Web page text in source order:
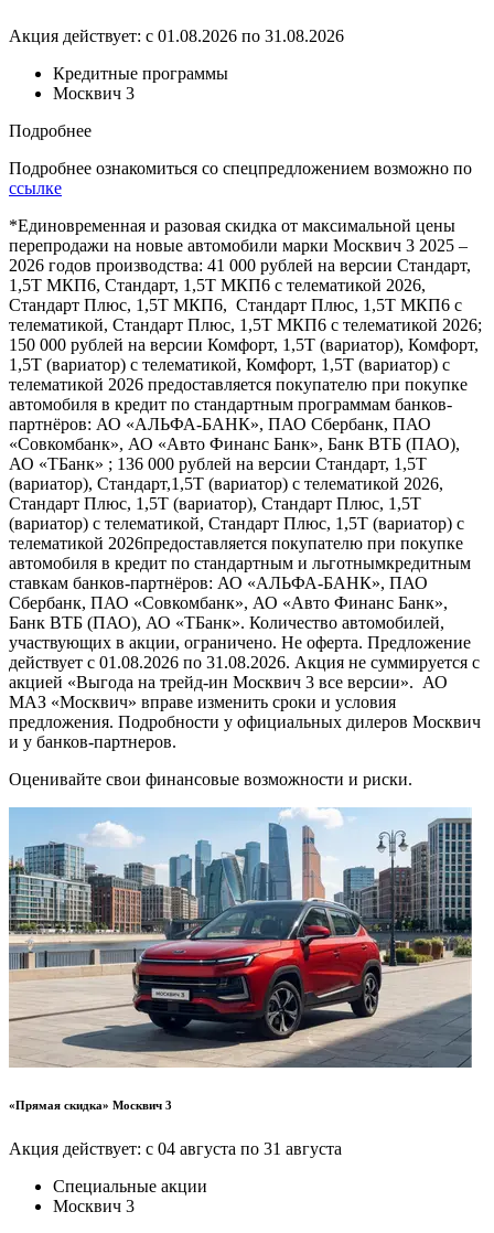
Акция действует: с 01.08.2026 по 31.08.2026
Кредитные программы
Москвич 3
Подробнее
Подробнее ознакомиться со спецпредложением возможно по
ссылке
*Единовременная и разовая скидка от максимальной цены
перепродажи на новые автомобили марки Москвич 3 2025 –
2026 годов производства: 41 000 рублей на версии Стандарт,
1,5Т МКП6, Стандарт, 1,5Т МКП6 с телематикой 2026,
Стандарт Плюс, 1,5Т МКП6, Стандарт Плюс, 1,5Т МКП6 с
телематикой, Стандарт Плюс, 1,5Т МКП6 с телематикой 2026;
150 000 рублей на версии Комфорт, 1,5Т (вариатор), Комфорт,
1,5Т (вариатор) с телематикой, Комфорт, 1,5Т (вариатор) с
телематикой 2026 предоставляется покупателю при покупке
автомобиля в кредит по стандартным программам банков-
партнёров: АО «АЛЬФА-БАНК», ПАО Сбербанк, ПАО
«Совкомбанк», АО «Авто Финанс Банк», Банк ВТБ (ПАО),
АО «ТБанк» ; 136 000 рублей на версии Стандарт, 1,5Т
(вариатор), Стандарт,1,5Т (вариатор) с телематикой 2026,
Стандарт Плюс, 1,5Т (вариатор), Стандарт Плюс, 1,5Т
(вариатор) с телематикой, Стандарт Плюс, 1,5Т (вариатор) с
телематикой 2026предоставляется покупателю при покупке
автомобиля в кредит по стандартным и льготнымкредитным
ставкам банков-партнёров: АО «АЛЬФА-БАНК», ПАО
Сбербанк, ПАО «Совкомбанк», АО «Авто Финанс Банк»,
Банк ВТБ (ПАО), АО «ТБанк». Количество автомобилей,
участвующих в акции, ограничено. Не оферта. Предложение
действует с 01.08.2026 по 31.08.2026. Акция не суммируется с
акцией «Выгода на трейд-ин Москвич 3 все версии». АО
МАЗ «Москвич» вправе изменить сроки и условия
предложения. Подробности у официальных дилеров Москвич
и у банков-партнеров.
Оценивайте свои финансовые возможности и риски.
«Прямая скидка» Москвич 3
Акция действует: с 04 августа по 31 августа
Специальные акции
Москвич 3